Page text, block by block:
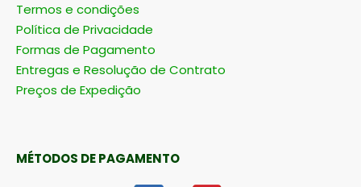
Termos e condições
Política de Privacidade
Formas de Pagamento
Entregas e Resolução de Contrato
Preços de Expedição
MÉTODOS DE PAGAMENTO